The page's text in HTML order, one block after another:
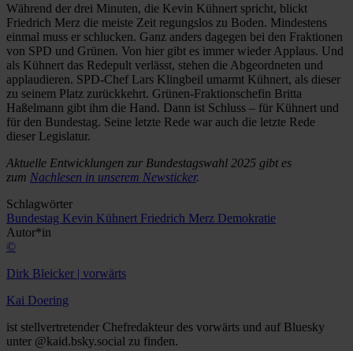
Während der drei Minuten, die Kevin Kühnert spricht, blickt
Friedrich Merz die meiste Zeit regungslos zu Boden. Mindestens
einmal muss er schlucken. Ganz anders dagegen bei den Fraktionen
von SPD und Grünen. Von hier gibt es immer wieder Applaus. Und
als Kühnert das Redepult verlässt, stehen die Abgeordneten und
applaudieren. SPD-Chef Lars Klingbeil umarmt Kühnert, als dieser
zu seinem Platz zurückkehrt. Grünen-Fraktionschefin Britta
Haßelmann gibt ihm die Hand. Dann ist Schluss – für Kühnert und
für den Bundestag. Seine letzte Rede war auch die letzte Rede
dieser Legislatur.
Aktuelle Entwicklungen zur Bundestagswahl 2025 gibt es
zum Nachlesen in unserem Newsticker.
Schlagwörter
Bundestag Kevin Kühnert Friedrich Merz Demokratie
Autor*in
©
Dirk Bleicker | vorwärts
Kai Doering
ist stellvertretender Chefredakteur des vorwärts und auf Bluesky
unter @kaid.bsky.social zu finden.